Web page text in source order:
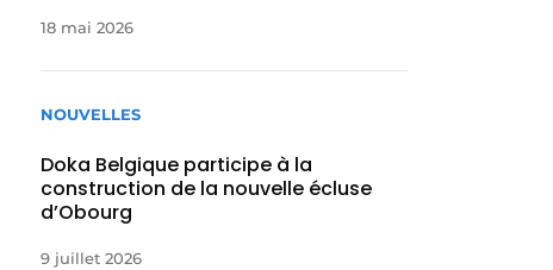
18 mai 2026
NOUVELLES
Doka Belgique participe à la
construction de la nouvelle écluse
d’Obourg
9 juillet 2026